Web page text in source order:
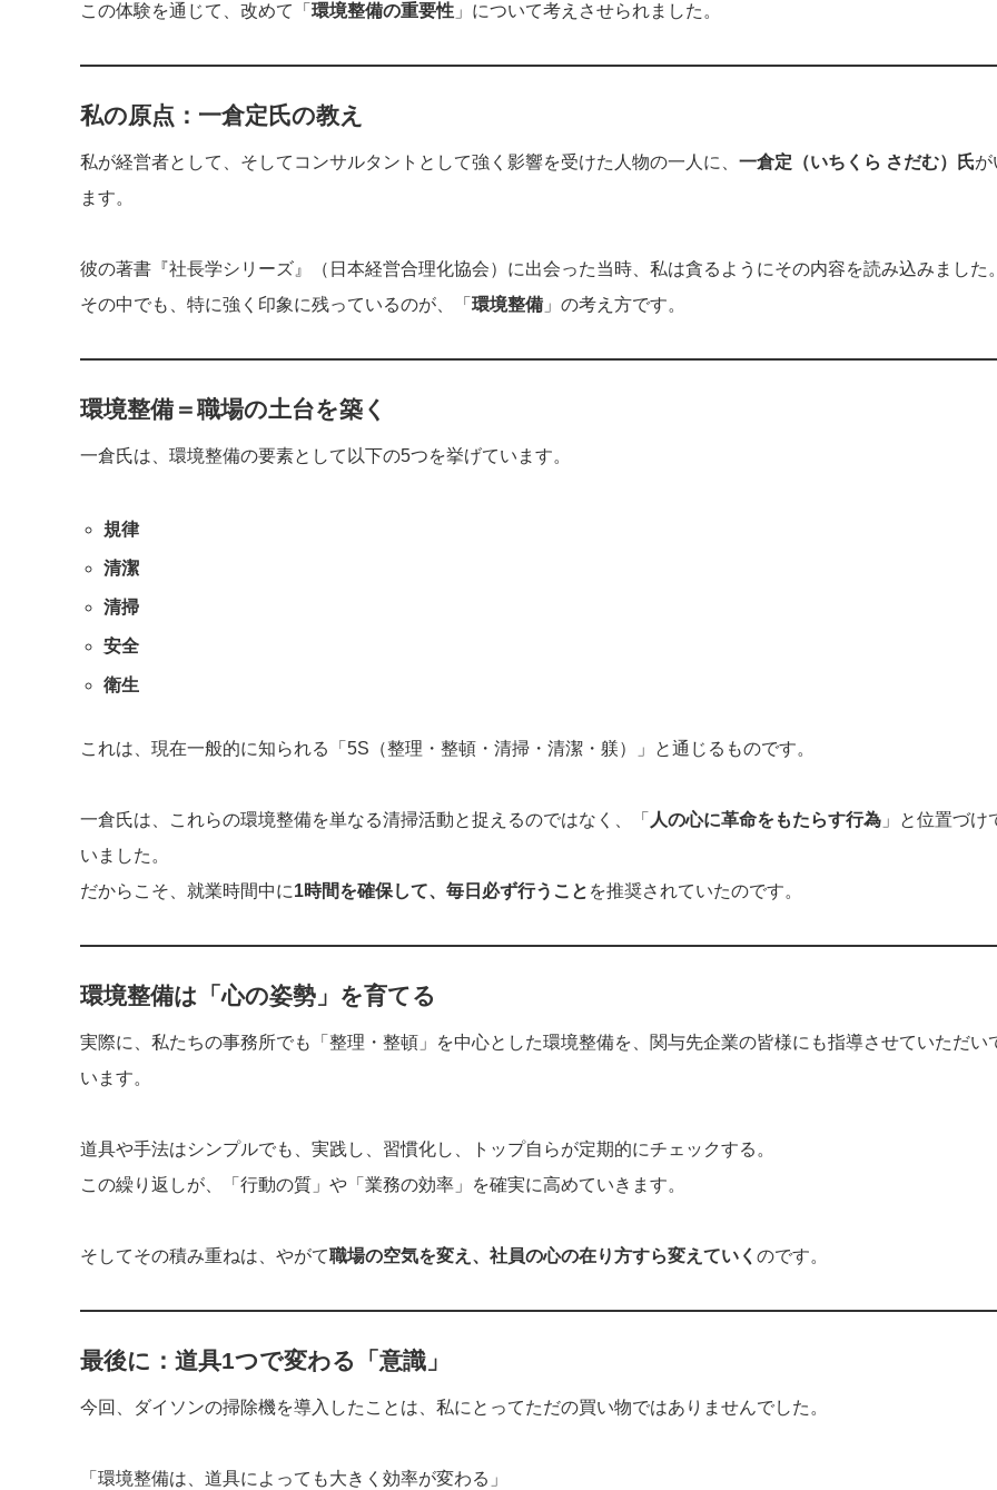
この体験を通じて、改めて「 環境整備の重要性 」について考えさせられました。
私の原点：一倉定氏の教え
私が経営者として、そしてコンサルタントとして強く影響を受けた人物の一人に、 一倉定（いちくら さだむ）氏が
ます。
彼の著書『社長学シリーズ』（日本経営合理化協会）に出会った当時、私は貪るようにその内容を読み込みました
その中でも、特に強く印象に残っているのが、「 環境整備 」の考え方です。
環境整備＝職場の土台を築く
一倉氏は、環境整備の要素として以下の5つを挙げています。
規律
清潔
清掃
安全
衛生
これは、現在一般的に知られる「5S（整理・整頓・清掃・清潔・躾）」と通じるものです。
一倉氏は、これらの環境整備を単なる清掃活動と捉えるのではなく、「 人の心に革命をもたらす行為 」と位置づけ
いました。
だからこそ、就業時間中に1時間を確保して、毎日必ず行うこと を推奨されていたのです。
環境整備は「心の姿勢」を育てる
実際に、私たちの事務所でも「整理・整頓」を中心とした環境整備を、関与先企業の皆様にも指導させていただい
います。
道具や手法はシンプルでも、実践し、習慣化し、トップ自らが定期的にチェックする。
この繰り返しが、「行動の質」や「業務の効率」を確実に高めていきます。
そしてその積み重ねは、やがて職場の空気を変え、社員の心の在り方すら変えていく のです。
最後に：道具1つで変わる「意識」
今回、ダイソンの掃除機を導入したことは、私にとってただの買い物ではありませんでした。
「環境整備は、道具によっても大きく効率が変わる」